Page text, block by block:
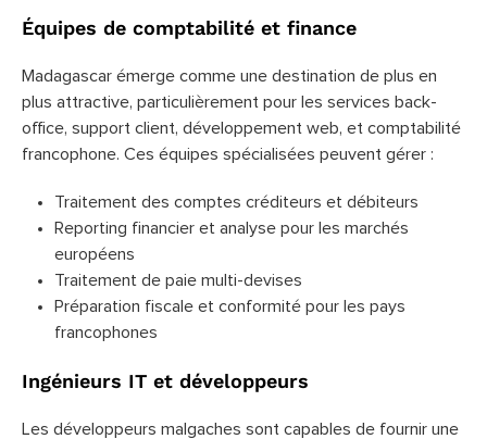
Équipes de comptabilité et finance
Madagascar émerge comme une destination de plus en
plus attractive, particulièrement pour les services back-
office, support client, développement web, et comptabilité
francophone. Ces équipes spécialisées peuvent gérer :
Traitement des comptes créditeurs et débiteurs
Reporting financier et analyse pour les marchés
européens
Traitement de paie multi-devises
Préparation fiscale et conformité pour les pays
francophones
Ingénieurs IT et développeurs
Les développeurs malgaches sont capables de fournir une